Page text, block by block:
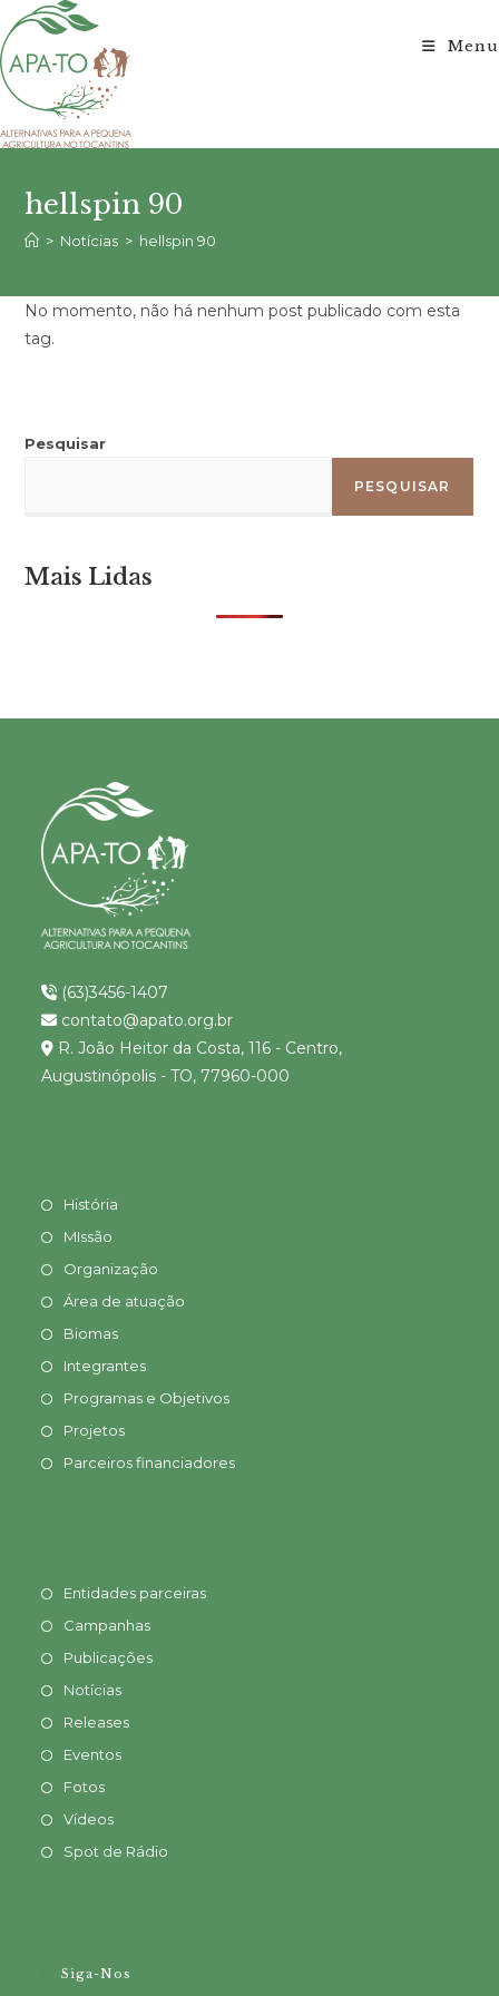
para
o
conteúdo
Menu
hellspin 90
> Notícias > hellspin 90
No momento, não há nenhum post publicado com esta
tag.
Pesquisar
PESQUISAR
Mais Lidas
(63)3456-1407
contato@apato.org.br
R. João Heitor da Costa, 116 - Centro,
Augustinópolis - TO, 77960-000
História
MIssão
Organização
Área de atuação
Biomas
Integrantes
Programas e Objetivos
Projetos
Parceiros financiadores
Entidades parceiras
Campanhas
Publicações
Notícias
Releases
Eventos
Fotos
Vídeos
Spot de Rádio
Siga-Nos